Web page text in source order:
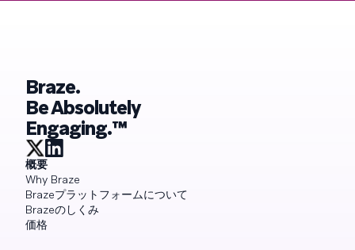
Braze.
Be Absolutely
Engaging.™
概要
Why Braze
Brazeプラットフォームについて
Brazeのしくみ
価格